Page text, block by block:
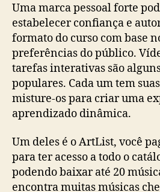
Uma marca pessoal forte
estabelecer confiança e
formato do curso com base
preferências do público.
tarefas interativas são
populares. Cada um tem
misture-os para criar uma
aprendizado dinâmica.
Um deles é o ArtList, você
para ter acesso a todo o
podendo baixar até 20
encontra muitas músicas